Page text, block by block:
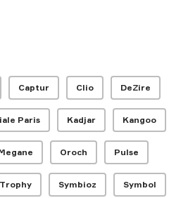
Captur Clio DeZire
Paris Kadjar Kangoo
Oroch Pulse
Symbioz Symbol